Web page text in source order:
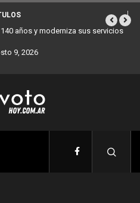
años y moderniza sus servicios
9, 2026